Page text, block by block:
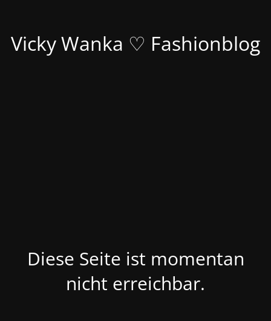
Vicky Wanka ♡ Fashionblog
Diese Seite ist momentan
nicht erreichbar.